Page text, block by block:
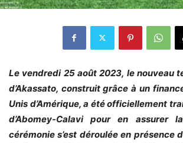
Le vendredi 25 août 2023, le nouveau
d’Akassato, construit grâce à un
Unis d’Amérique, a été officiellement
d’Abomey-Calavi pour en assurer
cérémonie s’est déroulée en présence